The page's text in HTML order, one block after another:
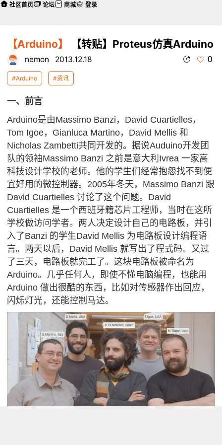
【Arduino】 【转贴】Proteus仿真Arduino
nemon 2013.12.18 0
#Arduino #资讯
一、前言
Arduino是由Massimo Banzi，David Cuartielles，
Tom Igoe，Gianluca Martino，David Mellis 和
Nicholas Zambetti共同开发的。据说Auduino开发团
队的领袖Massimo Banzi 之前是意大利Ivrea 一家高
科技设计学校的老师。他的学生们经常抱怨找不到便
宜好用的微控制器。2005年冬天，Massimo Banzi 跟
David Cuartielles 讨论了这个问题。David
Cuartielles 是一个西班牙籍芯片工程师，当时在这所
学校做访问学者。两人决定设计自己的电路板，并引
入了Banzi 的学生David Mellis 为电路板设计编程语
言。两天以后，David Mellis 就写出了程式码。又过
了三天，电路板就完工了。这块电路板被命名为
Arduino。几乎任何人，即使不懂电脑编程，也能用
Arduino 做出很酷的东西，比如对传感器作出回应，
闪烁灯光，还能控制马达。
社区首页 论坛 商城 登录